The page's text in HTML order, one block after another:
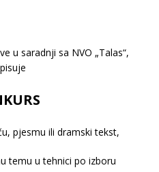
u saradnji sa NVO „Talas“,
pjesmu ili dramski tekst,
temu u tehnici po izboru